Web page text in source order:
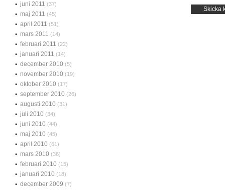
juni 2011 (37)
maj 2011 (45)
april 2011 (51)
mars 2011 (14)
februari 2011 (22)
januari 2011 (14)
december 2010 (5)
november 2010 (19)
oktober 2010 (17)
september 2010 (26)
augusti 2010 (31)
juli 2010 (34)
juni 2010 (44)
maj 2010 (45)
april 2010 (61)
mars 2010 (36)
februari 2010 (15)
januari 2010 (18)
december 2009 (7)